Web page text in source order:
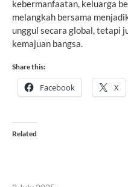
kebermanfaatan, keluarga
melangkah bersama
unggul secara global, tetapi
kemajuan bangsa.
Share this:
Facebook X
Related